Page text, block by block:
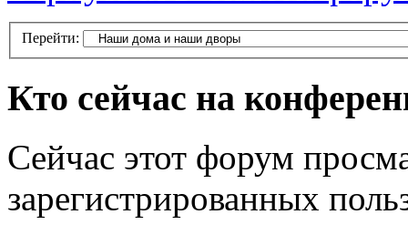
Перейти:
Кто сейчас на
Сейчас этот форум
зарегистрированных